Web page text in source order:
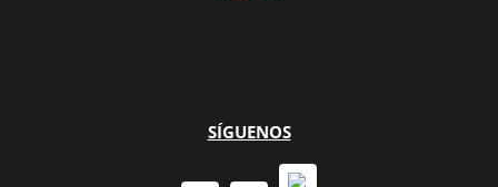
SÍGUENOS